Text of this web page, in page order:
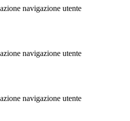
navigazione utente
navigazione utente
navigazione utente